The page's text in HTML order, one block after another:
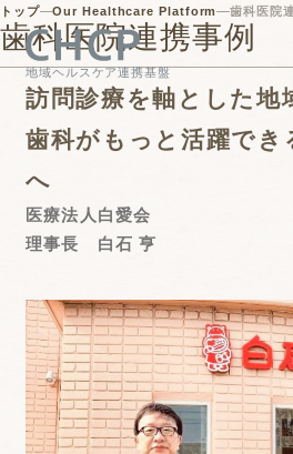
地域ヘルスケア連携基盤
トップ Our Healthcare Platform 歯科医院
歯科医院連携事例
訪問診療を軸とした地
歯科がもっと活躍でき
へ
医療法人白愛会
理事長 白石 亨